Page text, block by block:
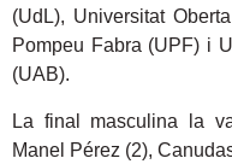
(UdL), Universitat
Pompeu Fabra (UPF) i
(UAB).
La final masculina la
Manel Pérez (2),